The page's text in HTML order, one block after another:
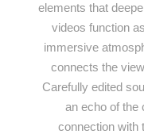
elements that
videos function
immersive
connects the
Carefully edited
an echo of the
connection with